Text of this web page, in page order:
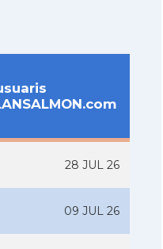
28 JUL 26
09 JUL 26